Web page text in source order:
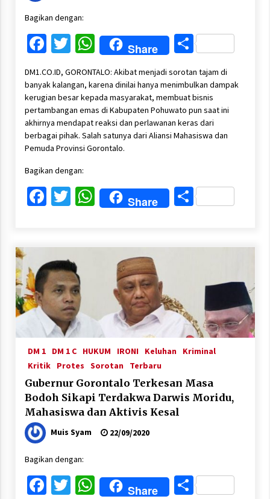
Bagikan dengan:
Facebook
Twitter
WhatsApp
Share Share
DM1.CO.ID, GORONTALO: Akibat menjadi sorotan tajam di
banyak kalangan, karena dinilai hanya menimbulkan dampak
kerugian besar kepada masyarakat, membuat bisnis
pertambangan emas di Kabupaten Pohuwato pun saat ini
akhirnya mendapat reaksi dan perlawanan keras dari
berbagai pihak. Salah satunya dari Aliansi Mahasiswa dan
Pemuda Provinsi Gorontalo.
Bagikan dengan:
Facebook
Twitter
WhatsApp
Share Share
DM 1 DM 1 C HUKUM IRONI Keluhan
Kriminal
Kritik
Protes Sorotan Terbaru
Gubernur Gorontalo Terkesan Masa
Bodoh Sikapi Terdakwa Darwis Moridu,
Mahasiswa dan Aktivis Kesal
Muis Syam 22/09/2020
Bagikan dengan:
Facebook
Twitter
WhatsApp
Share Share